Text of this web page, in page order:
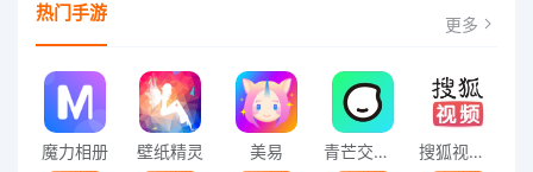
热门手游 更多
魔力相册 壁纸精灵 美易 青芒交友软件官方版2021 v1.3 搜狐视频app免费送会员下载安装到手机 v8.8.5